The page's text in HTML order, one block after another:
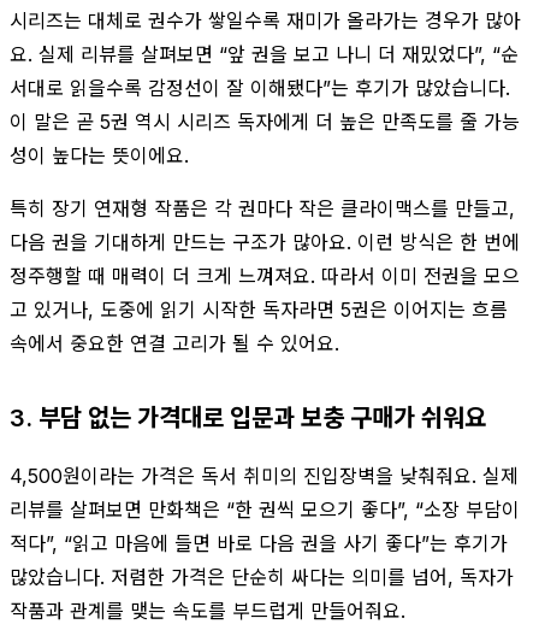
시리즈는 대체로 권수가 쌓일수록 재미가 올라가는 경우가 많아
요. 실제 리뷰를 살펴보면 “앞 권을 보고 나니 더 재밌었다”, “순
서대로 읽을수록 감정선이 잘 이해됐다”는 후기가 많았습니다.
이 말은 곧 5권 역시 시리즈 독자에게 더 높은 만족도를 줄 가능
성이 높다는 뜻이에요.
특히 장기 연재형 작품은 각 권마다 작은 클라이맥스를 만들고,
다음 권을 기대하게 만드는 구조가 많아요. 이런 방식은 한 번에
정주행할 때 매력이 더 크게 느껴져요. 따라서 이미 전권을 모으
고 있거나, 도중에 읽기 시작한 독자라면 5권은 이어지는 흐름
속에서 중요한 연결 고리가 될 수 있어요.
3. 부담 없는 가격대로 입문과 보충 구매가 쉬워요
4,500원이라는 가격은 독서 취미의 진입장벽을 낮춰줘요. 실제
리뷰를 살펴보면 만화책은 “한 권씩 모으기 좋다”, “소장 부담이
적다”, “읽고 마음에 들면 바로 다음 권을 사기 좋다”는 후기가
많았습니다. 저렴한 가격은 단순히 싸다는 의미를 넘어, 독자가
작품과 관계를 맺는 속도를 부드럽게 만들어줘요.